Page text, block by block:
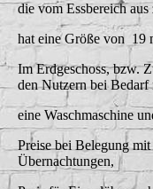
die vom Essbereich
hat eine Größe von 19
Im Erdgeschoss, bzw.
den Nutzern bei
eine Waschmaschine
Preise bei Belegung
Übernachtungen,